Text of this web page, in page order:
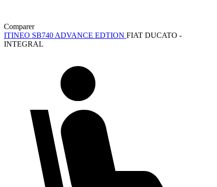
Comparer
ITINEO SB740 ADVANCE EDTION FIAT DUCATO -
INTEGRAL